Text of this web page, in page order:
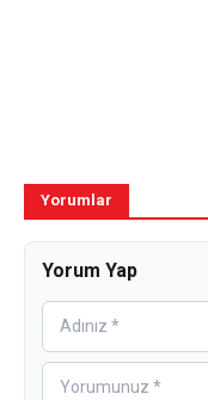
Yorumlar
Yorum Yap